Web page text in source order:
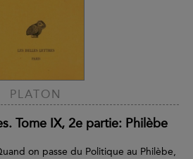
PLATON
Tome IX, 2e partie: Philèbe
on passe du Politique au Philèbe,